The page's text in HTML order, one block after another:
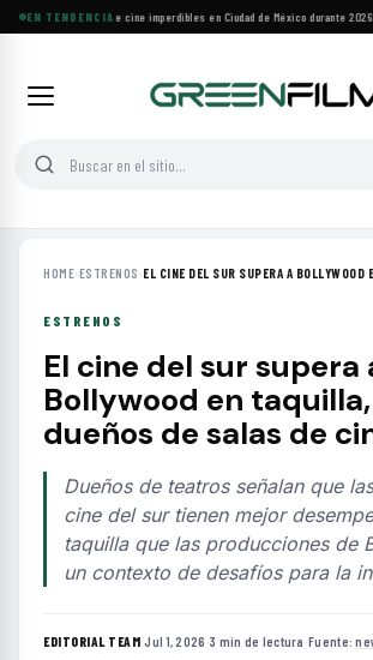
EN TENDENCIA
Cuatro festivales de cine imperdibles en Ciudad de México durante 2026·
HOME›ESTRENOS ›EL CINE DEL SUR SUPERA A BOLLYWOOD
ESTRENOS
El cine del sur supera
Bollywood en
dueños de salas de
Dueños de teatros señalan que
cine del sur tienen mejor
taquilla que las producciones de
un contexto de desafíos para la
EDITORIAL TEAM·Jul 1, 2026 ·3 min de lectura ·Fuente: